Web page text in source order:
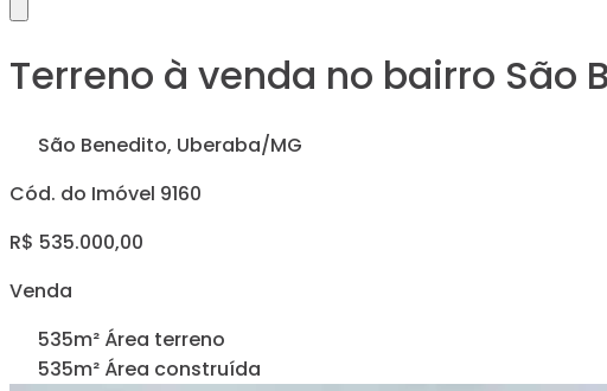
Terreno à venda no bairro São
São Benedito, Uberaba/MG
Cód. do Imóvel 9160
R$ 535.000,00
Venda
535m² Área terreno
535m² Área construída